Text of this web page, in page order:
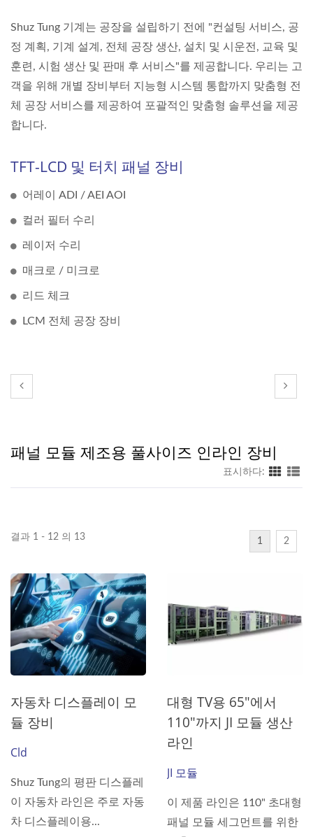
Shuz Tung 기계는 공장을 설립하기 전에 "컨설팅 서비스, 공
정 계획, 기계 설계, 전체 공장 생산, 설치 및 시운전, 교육 및
훈련, 시험 생산 및 판매 후 서비스"를 제공합니다. 우리는 고
객을 위해 개별 장비부터 지능형 시스템 통합까지 맞춤형 전
체 공장 서비스를 제공하여 포괄적인 맞춤형 솔루션을 제공
합니다.
TFT-LCD 및 터치 패널 장비
어레이 ADI / AEI AOI
컬러 필터 수리
레이저 수리
매크로 / 미크로
리드 체크
LCM 전체 공장 장비
패널 모듈 제조용 풀사이즈 인라인 장비
표시하다:
결과 1 - 12 의 13 1 2
자동차 디스플레이 모
듈 장비
Cld
Shuz Tung의 평판 디스플레
이 자동차 라인은 주로 자동
차 디스플레이용...
대형 TV용 65"에서
110"까지 JI 모듈 생산
라인
JI 모듈
이 제품 라인은 110" 초대형
패널 모듈 세그먼트를 위한